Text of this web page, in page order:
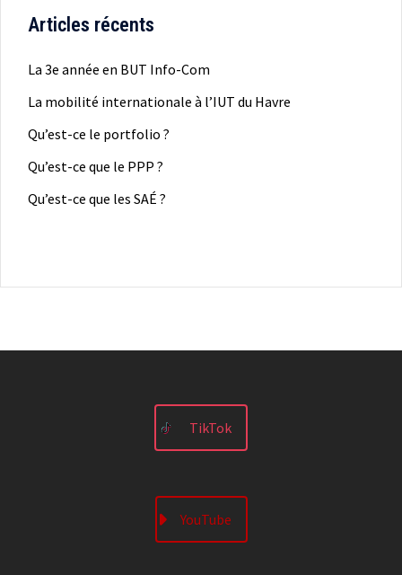
Articles récents
La 3e année en BUT Info-Com
La mobilité internationale à l’IUT du Havre
Qu’est-ce le portfolio ?
Qu’est-ce que le PPP ?
Qu’est-ce que les SAÉ ?
TikTok
YouTube